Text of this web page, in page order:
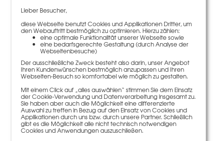
Paschal-Fugendichtungsmasse 310ml (PAN321)
8,50 €Gewicht 0.43 kg
Lieber Besucher,
diese Webseite benutzt Cookies und Applikationen Dritter, um
den Webauftritt bestmöglich zu optimieren. Hierzu zählen:
eine optimale Funktionalität unserer Webseite sowie
eine bedarfsgerechte Gestaltung (durch Analyse der
Webseitenbesuche)
Der ausschließliche Zweck besteht also darin, unser Angebot
Ihren Kundenwünschen bestmöglich anzupassen und Ihren
Webseiten-Besuch so komfortabel wie möglich zu gestalten.
Mit einem Click auf „alles auswählen“ stimmen Sie dem Einsatz
der Cookie-Verwendung und Datenverarbeitung insgesamt zu.
Sie haben aber auch die Möglichkeit eine differenzierte
Auswahl zu treffen in Bezug auf den Einsatz von Cookies und
Applikationen durch uns bzw. durch unsere Partner. Schließlich
gibt es die Möglichkeit alle nicht technisch notwendigen
Cookies und Anwendungen auszuschließen.